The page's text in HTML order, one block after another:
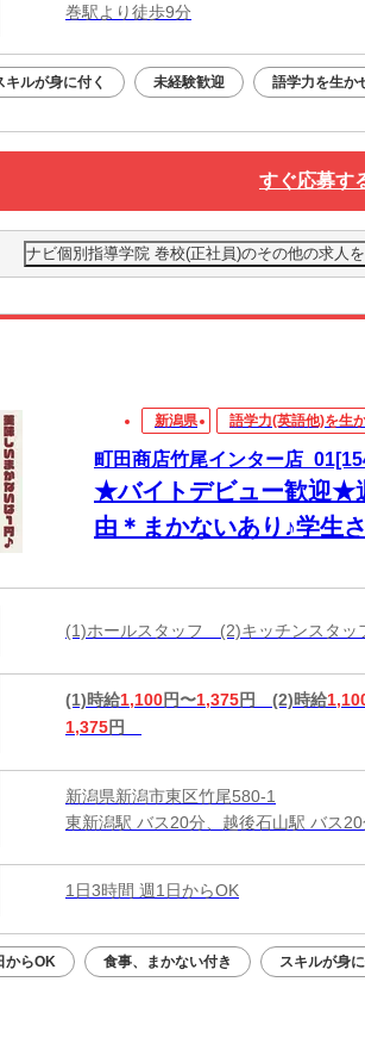
巻駅より徒歩9分
キルが身に付く 未経験歓迎 語学力を生か
すぐ応募す
ナビ個別指導学院 巻校(正社員)のその他の求人
新潟県 語学力(英語他)を生
町田商店竹尾インター店
★バイトデビュー歓迎★
由＊まかないあり♪学生
(1)ホールスタッフ (2)キッチンスタ
(1)時給1,100円〜1,375円 (2)時給
1,375円
新潟県新潟市東区竹尾580-1
東新潟駅 バス20分、越後石山駅 バス
1日3時間 週1日からOK
からOK 食事、まかない付き スキルが身